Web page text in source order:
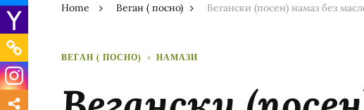
Home Веган ( посно) Вегански (посен) намаз без
ВЕГАН ( ПОСНО) НАМАЗИ